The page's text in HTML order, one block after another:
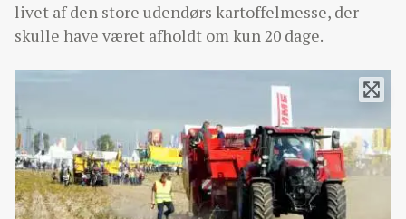
livet af den store udendørs kartoffelmesse, der
skulle have været afholdt om kun 20 dage.